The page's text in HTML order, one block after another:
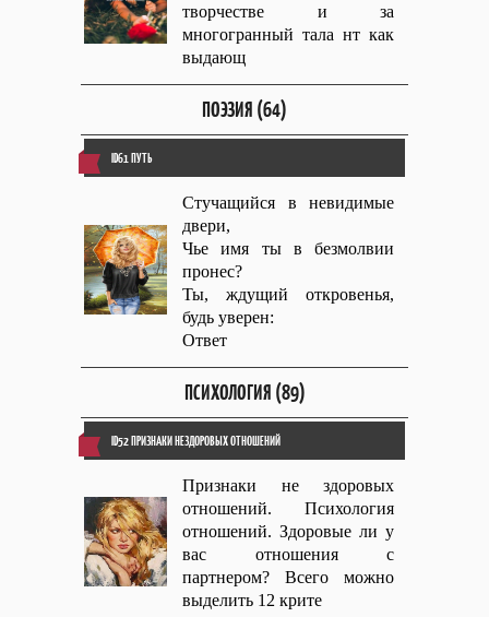
творчестве и за
многогранный тала нт как
выдающ
ПОЭЗИЯ (64)
ID61 ПУТЬ
Стучащийся в невидимые
двери,
Чье имя ты в безмолвии
пронес?
Ты, ждущий откровенья,
будь уверен:
Ответ
ПСИХОЛОГИЯ (89)
ID52 ПРИЗНАКИ НЕЗДОРОВЫХ ОТНОШЕНИЙ
Признаки не здоровых
отношений. Психология
отношений. Здоровые ли у
вас отношения с
партнером? Всего можно
выделить 12 крите